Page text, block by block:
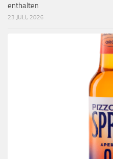
enthalten
23 JULI, 2026